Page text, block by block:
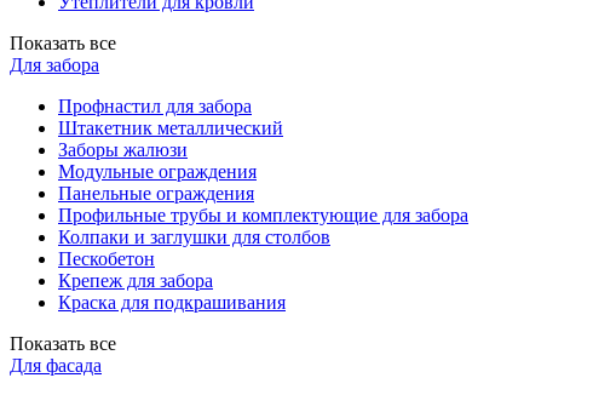
Показать все
Для забора
Профнастил для забора
Штакетник металлический
Заборы жалюзи
Модульные ограждения
Панельные ограждения
Профильные трубы и комплектующие для забора
Колпаки и заглушки для столбов
Пескобетон
Крепеж для забора
Краска для подкрашивания
Показать все
Для фасада